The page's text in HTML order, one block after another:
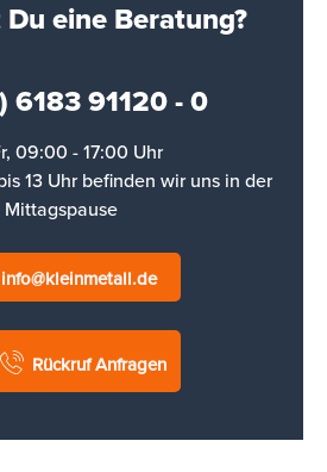
eine Beratung?
6183 91120 - 0
09:00 - 17:00 Uhr
13 Uhr befinden wir uns in der
Mittagspause
info@kleinmetall.de
Rückruf Anfragen